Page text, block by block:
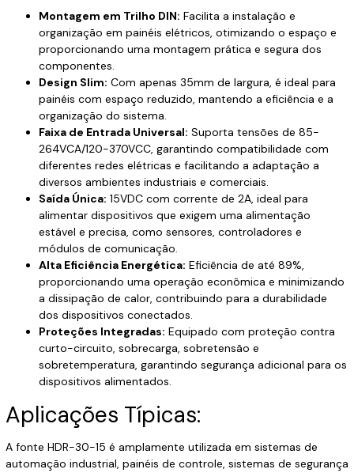
Montagem em Trilho DIN: Facilita a instalação e
organização em painéis elétricos, otimizando o espaço e
proporcionando uma montagem prática e segura dos
componentes.
Design Slim: Com apenas 35mm de largura, é ideal para
painéis com espaço reduzido, mantendo a eficiência e a
organização do sistema.
Faixa de Entrada Universal: Suporta tensões de 85-
264VCA/120-370VCC, garantindo compatibilidade com
diferentes redes elétricas e facilitando a adaptação a
diversos ambientes industriais e comerciais.
Saída Única: 15VDC com corrente de 2A, ideal para
alimentar dispositivos que exigem uma alimentação
estável e precisa, como sensores, controladores e
módulos de comunicação.
Alta Eficiência Energética: Eficiência de até 89%,
proporcionando uma operação econômica e minimizando
a dissipação de calor, contribuindo para a durabilidade
dos dispositivos conectados.
Proteções Integradas: Equipado com proteção contra
curto-circuito, sobrecarga, sobretensão e
sobretemperatura, garantindo segurança adicional para os
dispositivos alimentados.
Aplicações Típicas:
A fonte HDR-30-15 é amplamente utilizada em sistemas de
automação industrial, painéis de controle, sistemas de segurança